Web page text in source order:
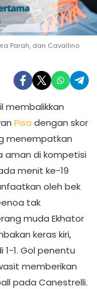
Parah, dan Cavallino
membalikkan
Pisa dengan skor
menempatkan
aman di kompetisi
menit ke-19
oleh bek
tak
muda Ekhator
keras kiri,
1. Gol penentu
memberikan
pada Canestrelli.